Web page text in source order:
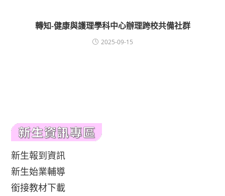
轉知-健康與護理學科中心辦理跨校共備社群
2025-09-15
新生報到資訊
新生始業輔導
銜接教材下載